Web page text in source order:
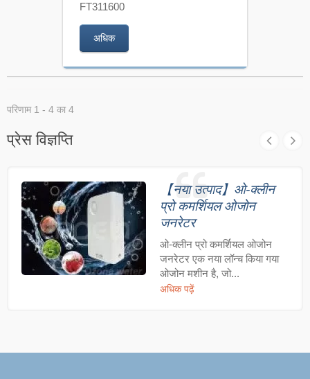
FT311600
अधिक
परिणाम 1 - 4 का 4
प्रेस विज्ञप्ति
【नया उत्पाद】ओ-क्लीन
प्रो कमर्शियल ओजोन
जनरेटर
ओ-क्लीन प्रो कमर्शियल ओजोन
जनरेटर एक नया लॉन्च किया गया
ओजोन मशीन है, जो...
अधिक पढ़ें